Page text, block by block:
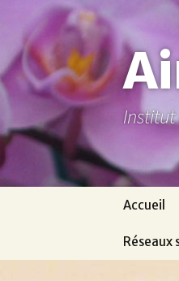
contenu
Accueil
Réseaux